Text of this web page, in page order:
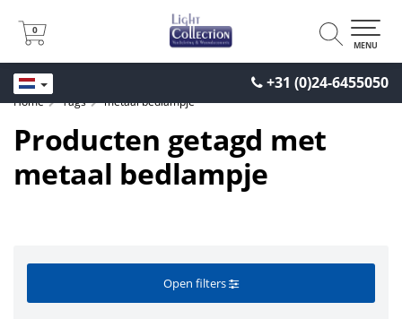
+31 (0)24-6455050
0
0
MENU
Home Tags metaal bedlampje
Producten getagd met
metaal bedlampje
Open filters